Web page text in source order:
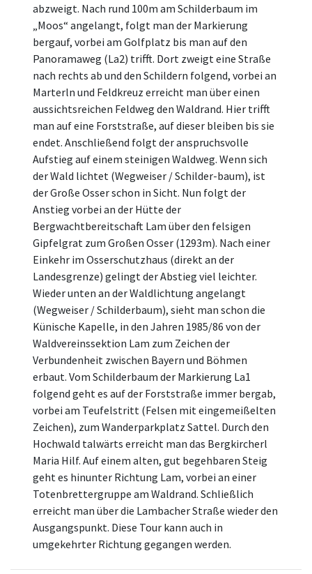
abzweigt. Nach rund 100m am Schilderbaum im
„Moos“ angelangt, folgt man der Markierung
bergauf, vorbei am Golfplatz bis man auf den
Panoramaweg (La2) trifft. Dort zweigt eine Straße
nach rechts ab und den Schildern folgend, vorbei an
Marterln und Feldkreuz erreicht man über einen
aussichtsreichen Feldweg den Waldrand. Hier trifft
man auf eine Forststraße, auf dieser bleiben bis sie
endet. Anschließend folgt der anspruchsvolle
Aufstieg auf einem steinigen Waldweg. Wenn sich
der Wald lichtet (Wegweiser / Schilder-baum), ist
der Große Osser schon in Sicht. Nun folgt der
Anstieg vorbei an der Hütte der
Bergwachtbereitschaft Lam über den felsigen
Gipfelgrat zum Großen Osser (1293m). Nach einer
Einkehr im Osserschutzhaus (direkt an der
Landesgrenze) gelingt der Abstieg viel leichter.
Wieder unten an der Waldlichtung angelangt
(Wegweiser / Schilderbaum), sieht man schon die
Künische Kapelle, in den Jahren 1985/86 von der
Waldvereinssektion Lam zum Zeichen der
Verbundenheit zwischen Bayern und Böhmen
erbaut. Vom Schilderbaum der Markierung La1
folgend geht es auf der Forststraße immer bergab,
vorbei am Teufelstritt (Felsen mit eingemeißelten
Zeichen), zum Wanderparkplatz Sattel. Durch den
Hochwald talwärts erreicht man das Bergkircherl
Maria Hilf. Auf einem alten, gut begehbaren Steig
geht es hinunter Richtung Lam, vorbei an einer
Totenbrettergruppe am Waldrand. Schließlich
erreicht man über die Lambacher Straße wieder den
Ausgangspunkt. Diese Tour kann auch in
umgekehrter Richtung gegangen werden.